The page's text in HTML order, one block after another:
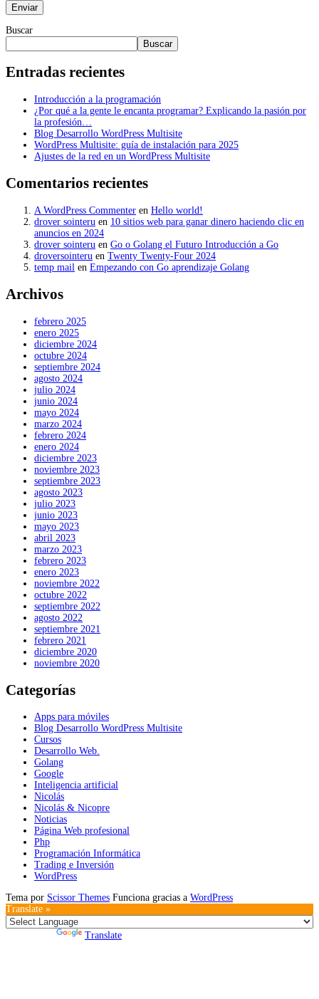
Buscar
Buscar
Entradas recientes
Introducción a la programación
¿Por qué a la gente le encanta programar? Explicando la pasión por
la profesión…
Blog Desarrollo WordPress Multisite
WordPress Multisite: guía de instalación para 2025
Ajustes de la red en un WordPress Multisite
Comentarios recientes
A WordPress Commenter en Hello world!
drover sointeru en 10 sitios web para ganar dinero haciendo clic en
anuncios en 2024
drover sointeru en Go o Golang el Futuro Introducción a Go
droversointeru en Twenty Twenty-Four 2024
temp mail en Empezando con Go aprendizaje Golang
Archivos
febrero 2025
enero 2025
diciembre 2024
octubre 2024
septiembre 2024
agosto 2024
julio 2024
junio 2024
mayo 2024
marzo 2024
febrero 2024
enero 2024
diciembre 2023
noviembre 2023
septiembre 2023
agosto 2023
julio 2023
junio 2023
mayo 2023
abril 2023
marzo 2023
febrero 2023
enero 2023
noviembre 2022
octubre 2022
septiembre 2022
agosto 2022
septiembre 2021
febrero 2021
diciembre 2020
noviembre 2020
Categorías
Apps para móviles
Blog Desarrollo WordPress Multisite
Cursos
Desarrollo Web.
Golang
Google
Inteligencia artificial
Nicolás
Nicolás & Nicopre
Noticias
Página Web profesional
Php
Programación Informática
Trading e Inversión
WordPress
Tema por Scissor Themes Funciona gracias a WordPress
Translate »
Translate